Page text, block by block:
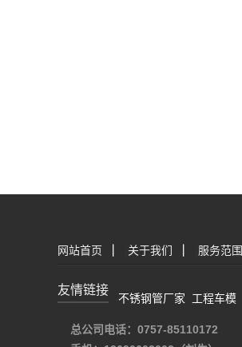
网站首页 关于我们 服务范围
友情链接
不锈钢管厂家 工程车模
总公司电话：0757-85110172